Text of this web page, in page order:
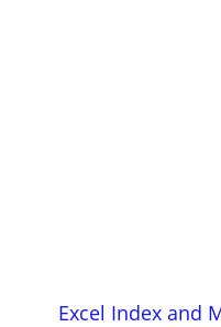
Excel Index and